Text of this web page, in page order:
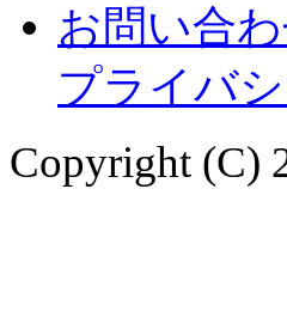
お問い合
プライバ
Copyright (C)